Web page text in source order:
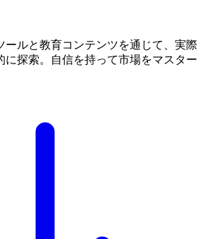
ールと教育コンテンツを通じて、実際
に探索。自信を持って市場をマスター